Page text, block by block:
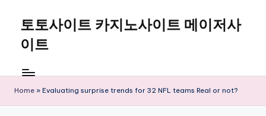
content
토토사이트 카지노사이트 메이저사
이트
Home » Evaluating surprise trends for 32 NFL teams Real or not?